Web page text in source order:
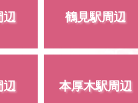
辺 鶴見駅周辺
辺 本厚木駅周辺